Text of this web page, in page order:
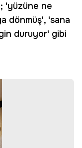
'yüzüne ne
dönmüş', 'sana
duruyor' gibi